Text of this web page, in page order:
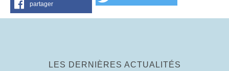
partager
LES DERNIÈRES ACTUALITÉS